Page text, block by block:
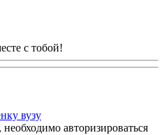
с тобой!
вузу
авторизироваться